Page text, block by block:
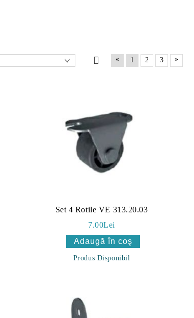
« 1 2 3 »
Set 4 Rotile VE 313.20.03
7.00Lei
Produs Disponibil